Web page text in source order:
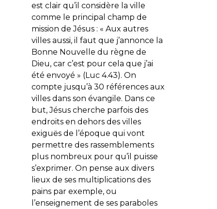
est clair qu’il considère la ville
comme le principal champ de
mission de Jésus : « Aux autres
villes aussi, il faut que j’annonce la
Bonne Nouvelle du règne de
Dieu, car c’est pour cela que j’ai
été envoyé » (Luc 4.43). On
compte jusqu’à 30 références aux
villes dans son évangile. Dans ce
but, Jésus cherche parfois des
endroits en dehors des villes
exiguës de l’époque qui vont
permettre des rassemblements
plus nombreux pour qu’il puisse
s’exprimer. On pense aux divers
lieux de ses multiplications des
pains par exemple, ou
l’enseignement de ses paraboles